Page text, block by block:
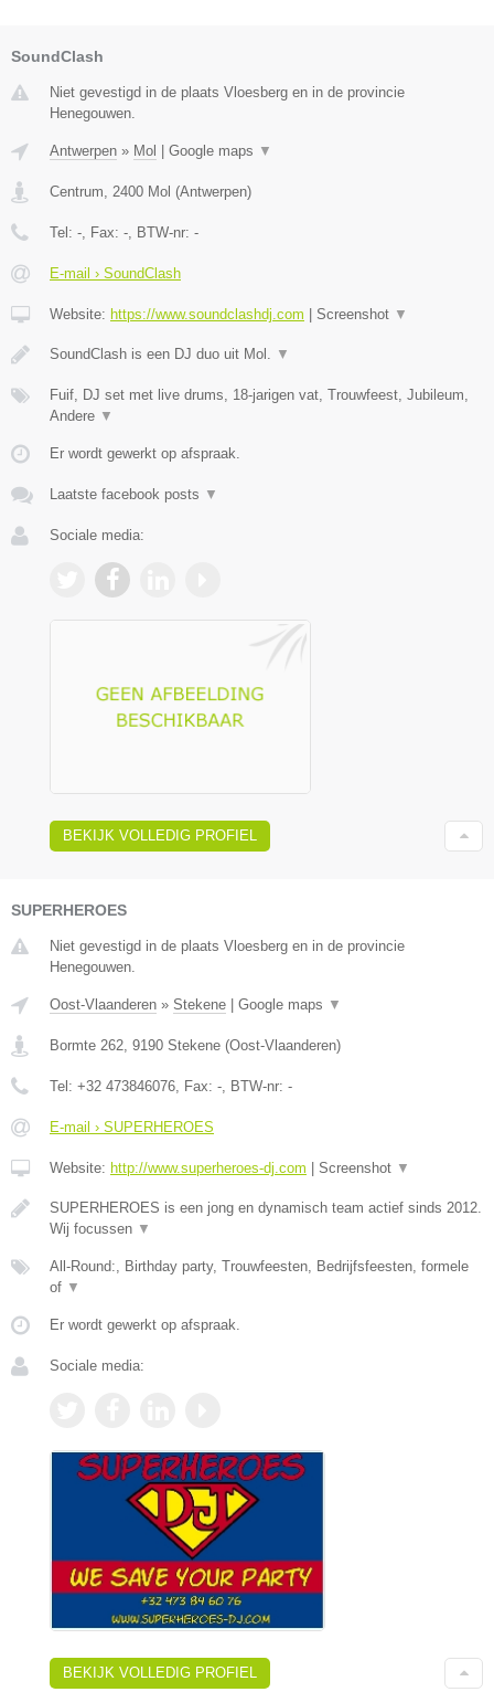
SoundClash
Niet gevestigd in de plaats Vloesberg en in de provincie
Henegouwen.
Antwerpen » Mol | Google maps ▼
Centrum 2400 Mol (Antwerpen)
Tel: - , Fax: - , BTW-nr: -
E-mail › SoundClash
Website: https://www.soundclashdj.com | Screenshot ▼
SoundClash is een DJ duo uit Mol. ▼
Fuif, DJ set met live drums, 18-jarigen vat, Trouwfeest, Jubileum,
Andere ▼
Er wordt gewerkt op afspraak.
Laatste facebook posts ▼
Sociale media:
BEKIJK VOLLEDIG PROFIEL
SUPERHEROES
Niet gevestigd in de plaats Vloesberg en in de provincie
Henegouwen.
Oost-Vlaanderen » Stekene Google maps ▼
Bormte 262, 9190 Stekene (Oost-Vlaanderen)
Tel: +32 473846076, Fax: -, BTW-nr: -
E-mail › SUPERHEROES
Website: http://www.superheroes-dj.com Screenshot ▼
SUPERHEROES is een jong en dynamisch team actief sinds 2012.
Wij focussen ▼
All-Round:, Birthday party, Trouwfeesten, Bedrijfsfeesten, formele
of ▼
Er wordt gewerkt op afspraak.
Sociale media:
BEKIJK VOLLEDIG PROFIEL